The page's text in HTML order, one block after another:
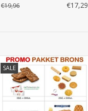
€19,96 €17,29
SALE
Promo Pack Brons ± 4400
koffiekoekjes - MEGA DEAL
TOEVOEGEN AAN WINKELWAGEN